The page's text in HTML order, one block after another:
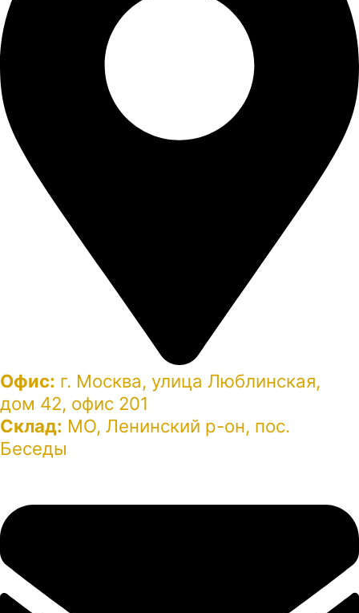
Офис: г. Москва, улица Люблинская,
дом 42, офис 201
Склад: МО, Ленинский р-он, пос.
Беседы